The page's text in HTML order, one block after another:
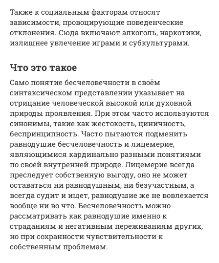
Также к социальным факторам относят
зависимости, провоцирующие поведенческие
отклонения. Сюда включают алкоголь, наркотики,
излишнее увлечение играми и субкультурами.
Что это такое
Само понятие бесчеловечности в своём
синтаксическом представлении указывает на
отрицание человеческой высокой или духовной
природы проявления. При этом часто используются
синонимы, такие как жестокость, циничность,
беспринципность. Часто пытаются подменить
равнодушие бесчеловечность и лицемерие,
являющимися кардинально разными понятиями
по своей внутренней природе. Лицемерие всегда
преследует собственную выгоду, оно не может
оставаться ни равнодушным, ни безучастным, а
всегда судит и ищет, равнодушие же не вовлекается
вообще ни во что. Бесчеловечность можно
рассматривать как равнодушие именно к
страданиям и негативным переживаниям других,
но при сохранности чувствительности к
собственным проблемам.